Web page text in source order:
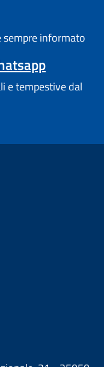
sempre informato
e tempestive dal